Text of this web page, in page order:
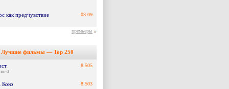
как предчувствие 03.09
премьеры
Лучшие фильмы — Top 250
8.505
Коко 8.503